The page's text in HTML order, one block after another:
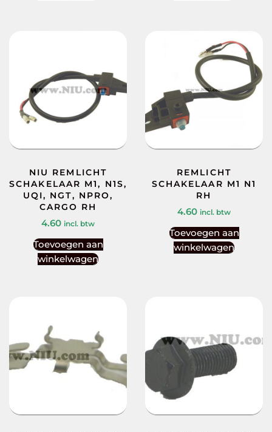
NIU REMLICHT
SCHAKELAAR M1, N1S,
UQI, NGT, NPRO,
CARGO RH
4.60 incl. btw
Toevoegen aan
winkelwagen
REMLICHT
SCHAKELAAR M1 N1
RH
4.60 incl. btw
Toevoegen aan
winkelwagen